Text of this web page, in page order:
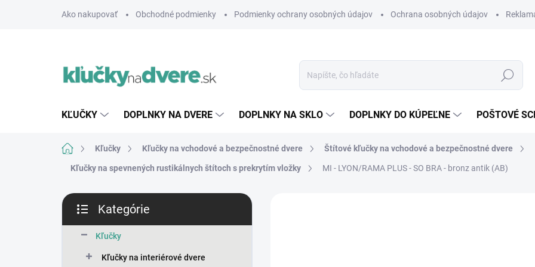
Ako nakupovať Obchodné podmienky Podmienky ochrany osobných údajov Ochrana osobných údajov
Hľadať
KĽUČKY DOPLNKY NA DVERE DOPLNKY NA SKLO DOPLNKY DO KÚPEĽNE POŠTOVÉ
DomovKľučky Kľučky na vchodové a bezpečnostné dvere Štítové kľučky na vchodové a bezpečnostné dvere
Kľučky na spevnených rustikálnych štítoch s prekrytím vložky MI - LYON/RAMA PLUS - SO BRA - bronz antik (AB)
B
č
kategórie
Kategórie
Kľučky
Kľučky na interiérové dvere